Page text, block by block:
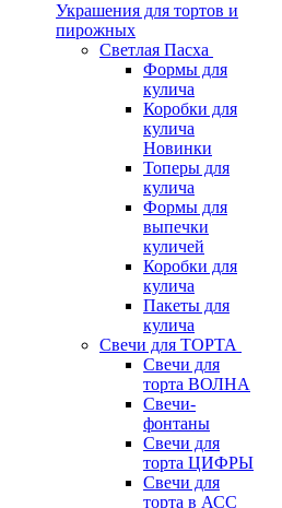
Украшения для тортов и
пирожных
Светлая Пасха
Формы для
кулича
Коробки для
кулича
Новинки
Топеры для
кулича
Формы для
выпечки
куличей
Коробки для
кулича
Пакеты для
кулича
Свечи для ТОРТА
Свечи для
торта ВОЛНА
Свечи-
фонтаны
Свечи для
торта ЦИФРЫ
Свечи для
торта в АСС